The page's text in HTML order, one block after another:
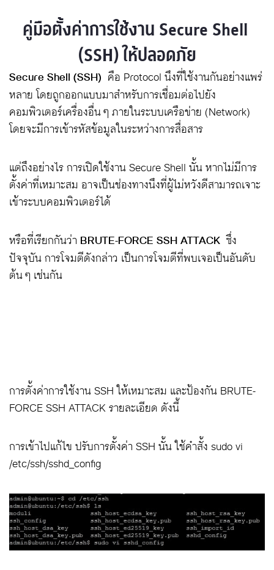
คู่มือตั้งค่าการใช้งาน Secure Shell
(SSH) ให้ปลอดภัย
Secure Shell (SSH) คือ Protocol นึงที่ใช้งานกันอย่างแพร่
หลาย โดยถูกออกแบบมาสำหรับการเชื่อมต่อไปยัง
คอมพิวเตอร์เครื่องอื่น ๆ ภายในระบบเครือข่าย (Network)
โดยจะมีการเข้ารหัสข้อมูลในระหว่างการสื่อสาร
แต่ถึงอย่างไร การเปิดใช้งาน Secure Shell นั้น หากไม่มีการ
ตั้งค่าที่เหมาะสม อาจเป็นช่องทางนึงที่ผู้ไม่หวังดีสามารถเจาะ
เข้าระบบคอมพิวเตอร์ได้
หรือที่เรียกกันว่า BRUTE-FORCE SSH ATTACK ซึ่ง
ปัจจุบัน การโจมตีดังกล่าว เป็นการโจมตีที่พบเจอเป็นอันดับ
ต้น ๆ เช่นกัน
การตั้งค่าการใช้งาน SSH ให้เหมาะสม และป้องกัน BRUTE-
FORCE SSH ATTACK รายละเอียด ดังนี้
การเข้าไปแก้ไข ปรับการตั้งค่า SSH นั้น ใช้คำสั้ง sudo vi
/etc/ssh/sshd_config